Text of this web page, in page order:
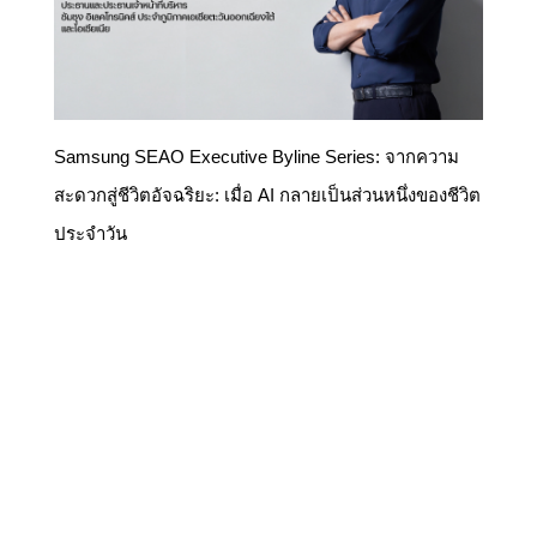
Samsung SEAO Executive Byline Series: จากความ
สะดวกสู่ชีวิตอัจฉริยะ: เมื่อ AI กลายเป็นส่วนหนึ่งของชีวิต
ประจำวัน